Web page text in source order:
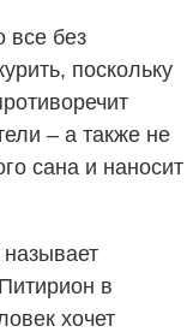
все без
поскольку
– а также не
сана и наносит
в
хочет